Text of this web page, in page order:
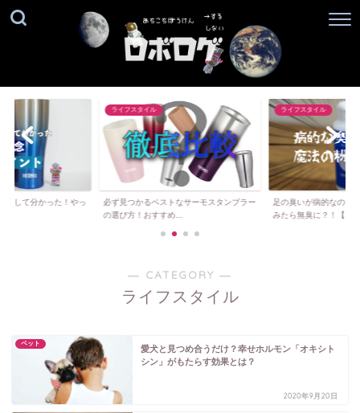
用して分かった！やっ
ライフスタイル
必ず見つかるベストなサーモスタンブラー
の選び方！おすすめ...
ライフスタイル
足の臭いが病的なので
みたら無臭に？！【...
― CATEGORY ―
ライフスタイル
ペット
愛犬と見つめ合うだけ？幸せホルモン「オキシト
シン」がもたらす効果とは？
2020年9月20日